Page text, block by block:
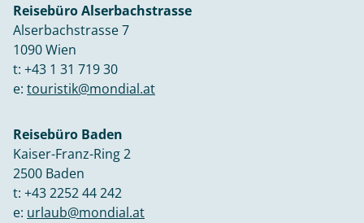
Reisebüro Alserbachstrasse
Alserbachstrasse 7
1090 Wien
t: +43 1 31 719 30
e: touristik@mondial.at
Reisebüro Baden
Kaiser-Franz-Ring 2
2500 Baden
t: +43 2252 44 242
e: urlaub@mondial.at